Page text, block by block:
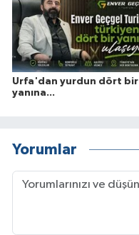
Urfa'dan yurdun dört bir
yanına...
Yorumlar